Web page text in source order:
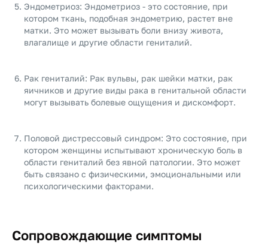
Эндометриоз: Эндометриоз - это состояние, при
котором ткань, подобная эндометрию, растет вне
матки. Это может вызывать боли внизу живота,
влагалище и другие области гениталий.
Рак гениталий: Рак вульвы, рак шейки матки, рак
яичников и другие виды рака в генитальной области
могут вызывать болевые ощущения и дискомфорт.
Половой дистрессовый синдром: Это состояние, при
котором женщины испытывают хроническую боль в
области гениталий без явной патологии. Это может
быть связано с физическими, эмоциональными или
психологическими факторами.
Сопровождающие симптомы